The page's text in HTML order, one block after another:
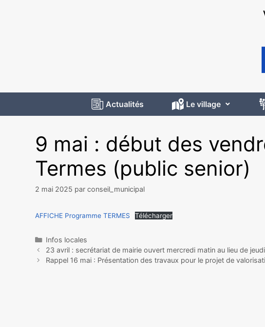
Actualités Le village
9 mai : début des
Termes (public senior)
2 mai 2025 par conseil_municipal
AFFICHE Programme TERMES Télécharger
Infos locales
23 avril : secrétariat de mairie ouvert mercredi matin au lieu de jeudi
Rappel 16 mai : Présentation des travaux pour le projet de